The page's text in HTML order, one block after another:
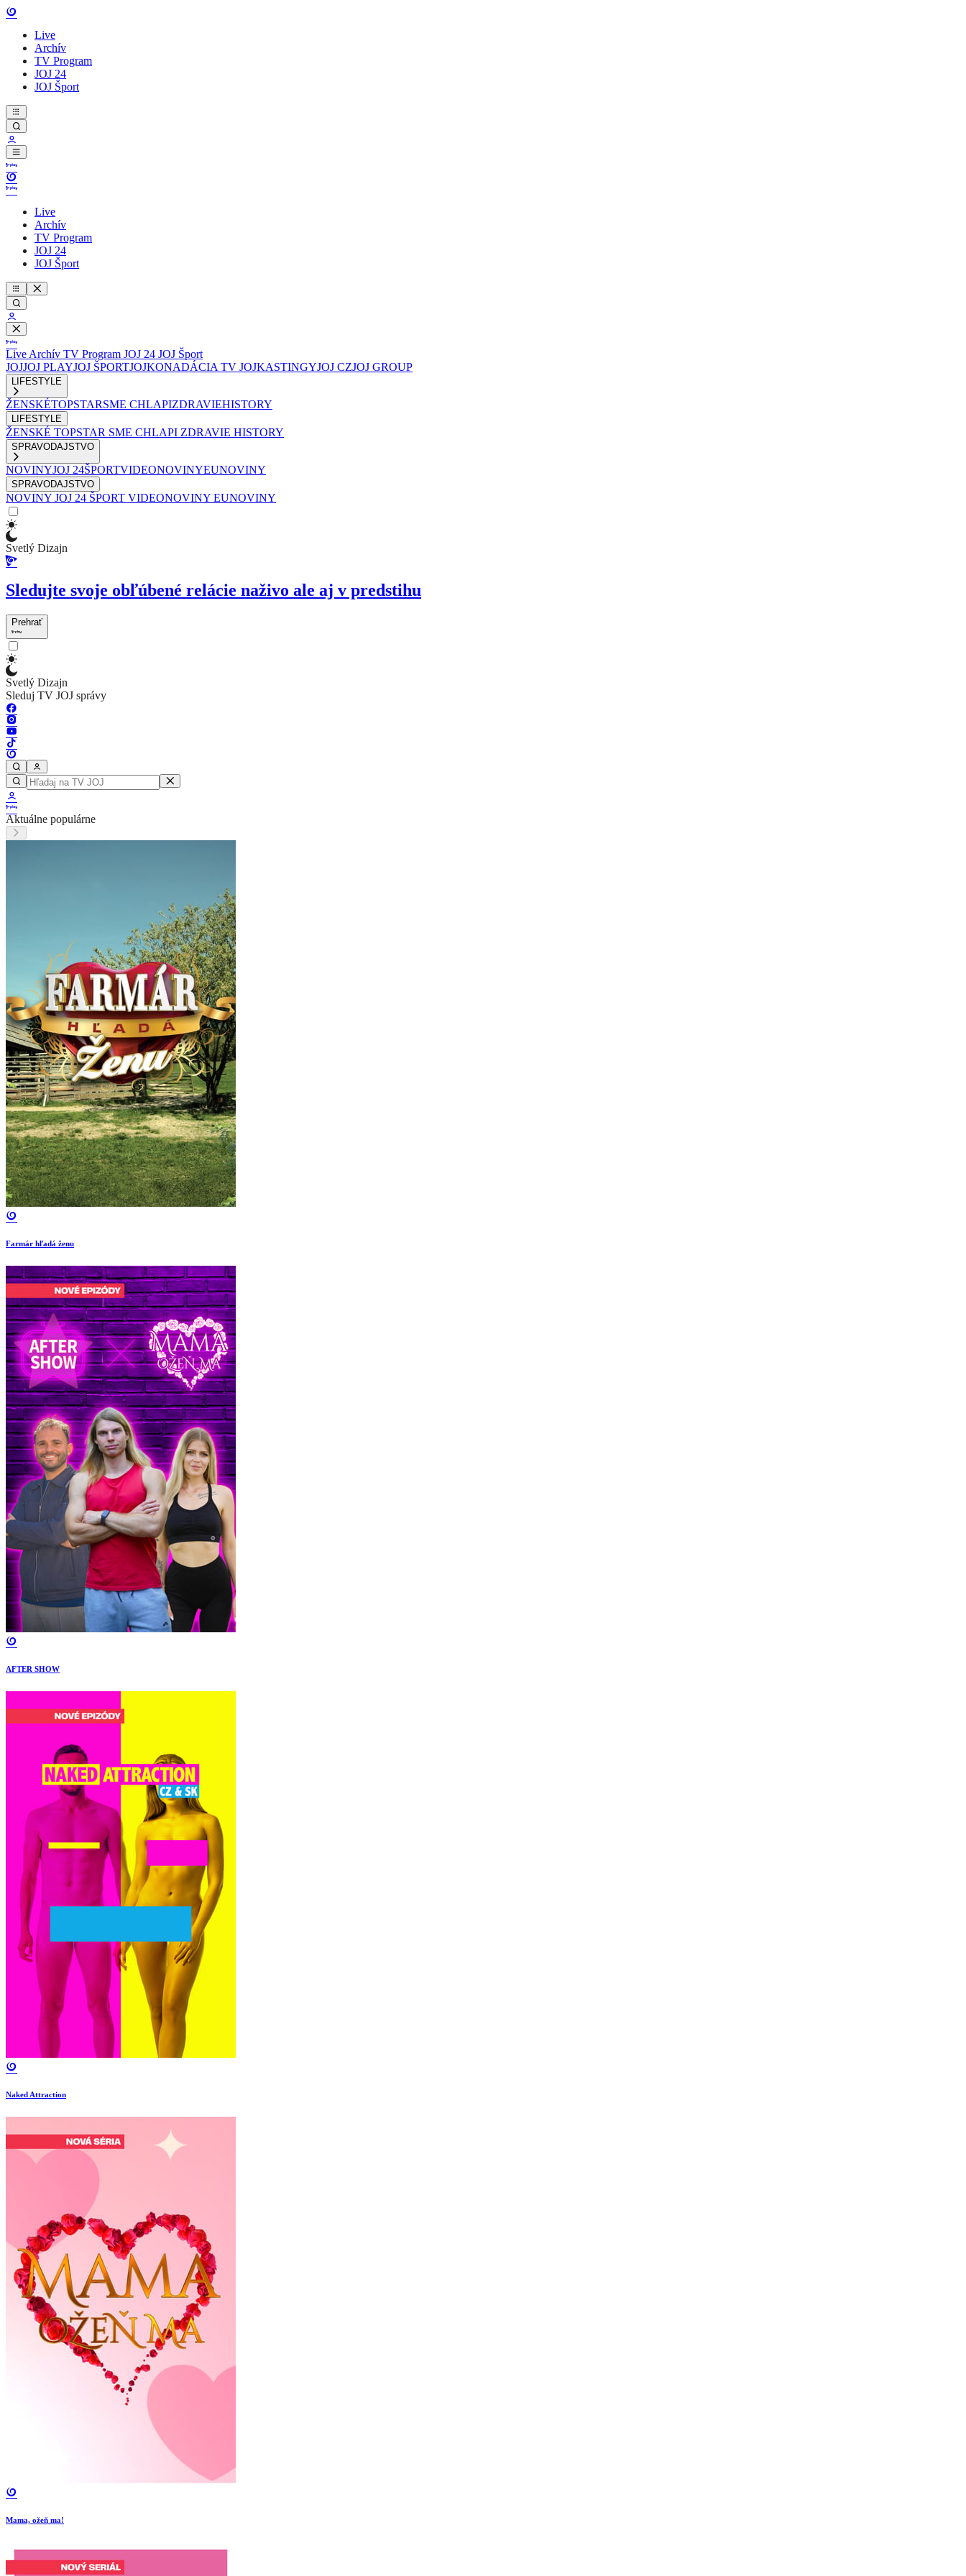
Live
Archív
TV Program
JOJ 24
JOJ Šport
Live
Archív
TV Program
JOJ 24
JOJ Šport
Live Archív TV Program JOJ 24 JOJ Šport
JOJJOJ PLAYJOJ ŠPORTJOJKONADÁCIA TV JOJKASTINGYJOJ CZJOJ GROUP
LIFESTYLE
ŽENSKÉTOPSTARSME CHLAPIZDRAVIEHISTORY
LIFESTYLE
ŽENSKÉ TOPSTAR SME CHLAPI ZDRAVIE HISTORY
SPRAVODAJSTVO
NOVINYJOJ 24ŠPORTVIDEONOVINYEUNOVINY
SPRAVODAJSTVO
NOVINY JOJ 24 ŠPORT VIDEONOVINY EUNOVINY
Svetlý Dizajn
Sledujte svoje obľúbené relácie naživo ale aj v predstihu
Prehrať
Svetlý Dizajn
Sleduj TV JOJ správy
Aktuálne populárne
Farmár hľadá ženu
AFTER SHOW
Naked Attraction
Mama, ožeň ma!